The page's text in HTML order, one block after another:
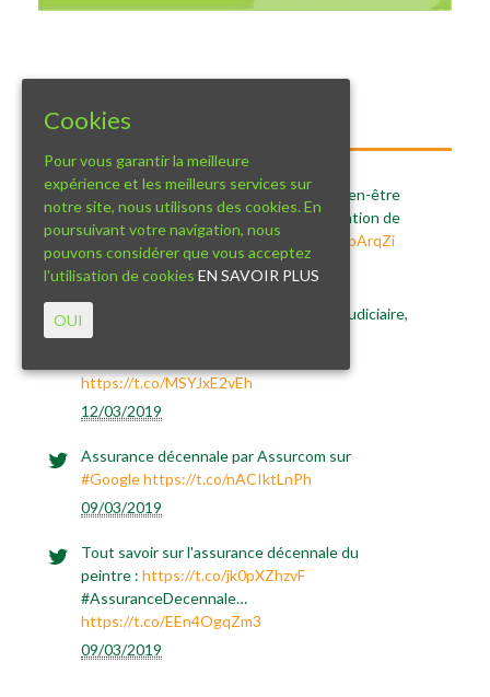
Ce nouvel article "l’assurance RC Pro bien-être
et la chiromancie" met en avant l'intégration de
la#chiromancieda…https://t.co/U9DQbArqZi
12/03/2019
L'assurance décennale et la liquidation judiciaire,
tout est expliqué dans cet article :
https://t.co/MSYJxE2vEh
12/03/2019
Assurance décennale par Assurcom sur
#Googlehttps://t.co/nACIktLnPh
09/03/2019
Tout savoir sur l'assurance décennale du
peintre : https://t.co/jk0pXZhzvF
#AssuranceDecennale…
https://t.co/EEn4OgqZm3
09/03/2019
Cookies
Pour vous garantir la meilleure
expérience et les meilleurs services sur
notre site, nous utilisons des cookies. En
poursuivant votre navigation, nous
pouvons considérer que vous acceptez
l'utilisation de cookies EN SAVOIR PLUS
OUI